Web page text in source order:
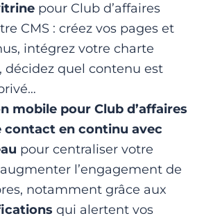
pour Club d’affaires
CMS : créez vos pages et
intégrez votre charte
décidez quel contenu est
mobile pour Club d’affaires
contact en continu avec
pour centraliser votre
l’engagement de
notamment grâce aux
qui alertent vos